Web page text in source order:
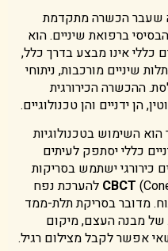
שעבר הכשרה מתקדמת
ברפואת שיניים. הוא
כללי אינו מבצע בדרך כלל,
שיניים מורכבות, ניתוחי
ההכשרה הכירורגית
הן ידניים והן טכנולוגיים.
השימוש בטכנולוגיות
כללי יסתפק לעיתים
כירורגי ישתמש בסריקות
CBCT (Cone-beam computed tomography) להערכת נפח
מדובר בסריקת תלת-ממד
מבנה העצם, מיקום
אפשר לקבל מצילום רגיל.